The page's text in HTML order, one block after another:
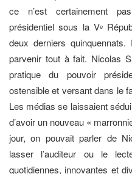
ce n’est certainement
présidentiel sous la Ve
deux derniers
parvenir tout à fait. Nicolas
pratique du pouvoir
ostensible et versant dans le
Les médias se laissaient
d’avoir un nouveau «
jour, on pouvait parler de
lasser l’auditeur ou le
quotidiennes, innovantes et